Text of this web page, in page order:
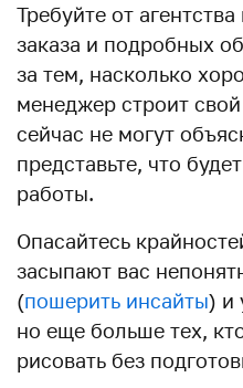
Требуйте от
заказа и подробных
за тем, насколько
менеджер строит
сейчас не могут
представьте, что
работы.
Опасайтесь
засыпают вас
(пошерить инсайты) и
но еще больше тех,
рисовать без